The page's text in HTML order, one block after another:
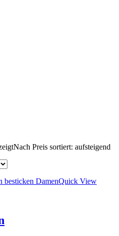
Nach Preis sortiert: aufsteigend
Quick View